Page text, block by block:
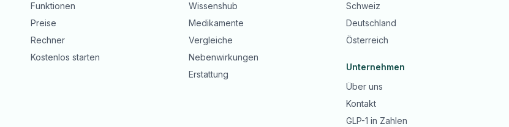
Funktionen
Preise
Rechner
Kostenlos starten
Wissenshub
Medikamente
Vergleiche
Nebenwirkungen
Erstattung
Schweiz
Deutschland
Österreich
Unternehmen
Über uns
Kontakt
GLP-1 in Zahlen